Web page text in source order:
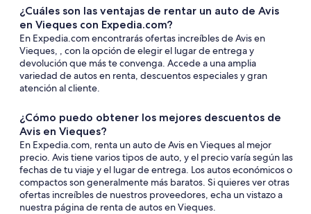
¿Cuáles son las ventajas de rentar un auto de Avis
en Vieques con Expedia.com?
En Expedia.com encontrarás ofertas increíbles de Avis en
Vieques, , con la opción de elegir el lugar de entrega y
devolución que más te convenga. Accede a una amplia
variedad de autos en renta, descuentos especiales y gran
atención al cliente.
¿Cómo puedo obtener los mejores descuentos de
Avis en Vieques?
En Expedia.com, renta un auto de Avis en Vieques al mejor
precio. Avis tiene varios tipos de auto, y el precio varía según las
fechas de tu viaje y el lugar de entrega. Los autos económicos o
compactos son generalmente más baratos. Si quieres ver otras
ofertas increíbles de nuestros proveedores, echa un vistazo a
nuestra página de renta de autos en Vieques.